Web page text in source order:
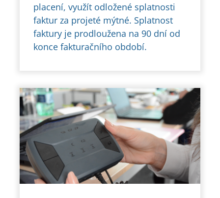
placení, využít odložené splatnosti
faktur za projeté mýtné. Splatnost
faktury je prodloužena na 90 dní od
konce fakturačního období.